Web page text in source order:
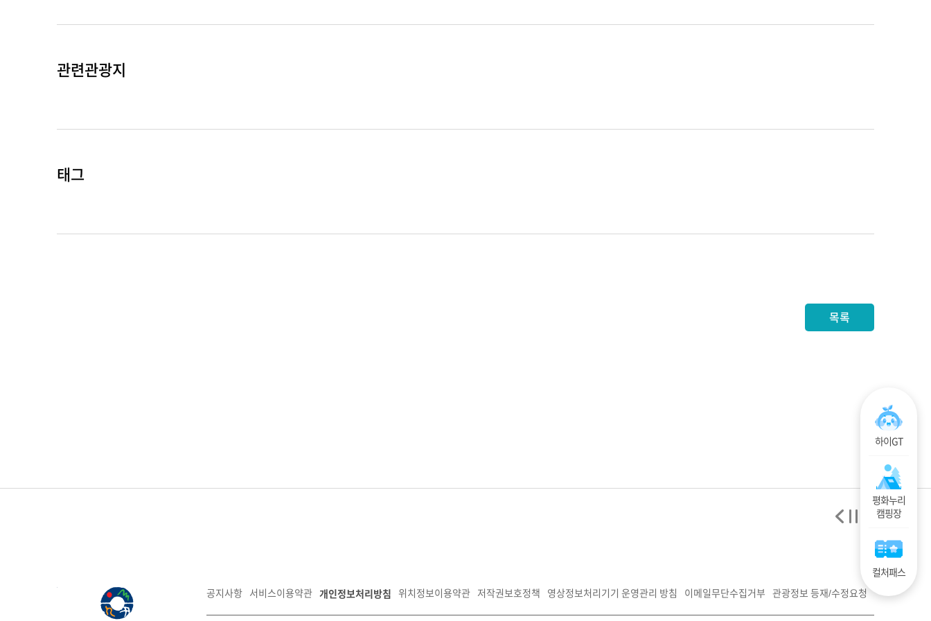
관련관광지
태그
목록
하이GT
평화누리
캠핑장
컬처패스
공지사항 서비스이용약관 개인정보처리방침 위치정보이용약관 저작권보호정책 영상정보처리기기 운영관리 방침 이메일무단수집거부 관광정보 등재/수정요청